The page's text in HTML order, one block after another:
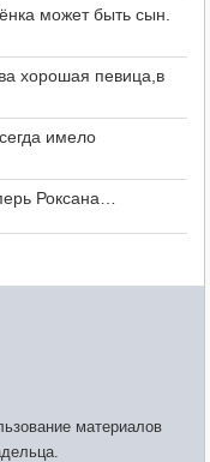
может быть сын.
хорошая певица,в
имело
Роксана…
материалов